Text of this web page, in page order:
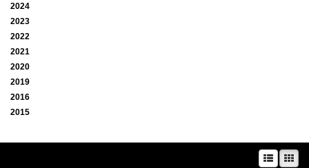
2024
2023
2022
2021
2020
2019
2016
2015